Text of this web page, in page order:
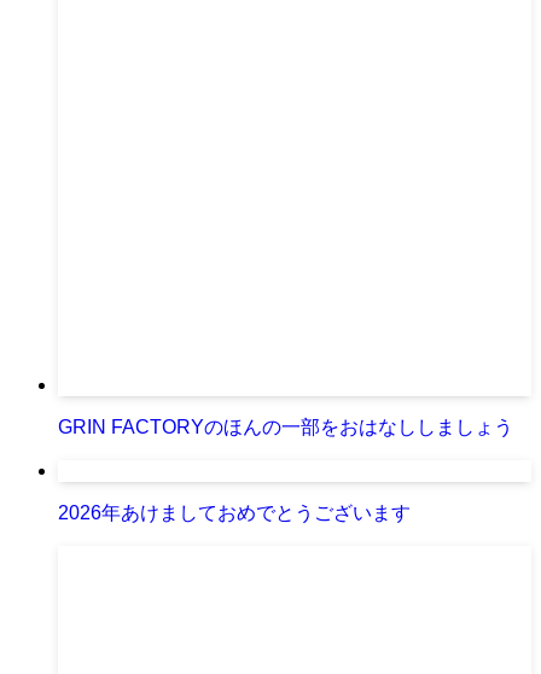
GRIN FACTORYのほんの一部をおはなししましょう
2026年あけましておめでとうございます